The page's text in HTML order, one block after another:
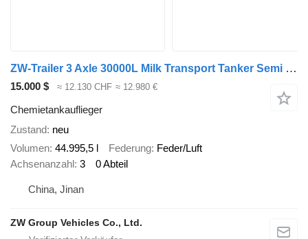
ZW-Trailer 3 Axle 30000L Milk Transport Tanker Semi Trailer
15.000 $ ≈ 12.130 CHF ≈ 12.980 €
Chemietankauflieger
Zustand neu
Volumen 44.995,5 l Federung Feder/Luft
Achsenanzahl 3 0 Abteil
China, Jinan
ZW Group Vehicles Co., Ltd.